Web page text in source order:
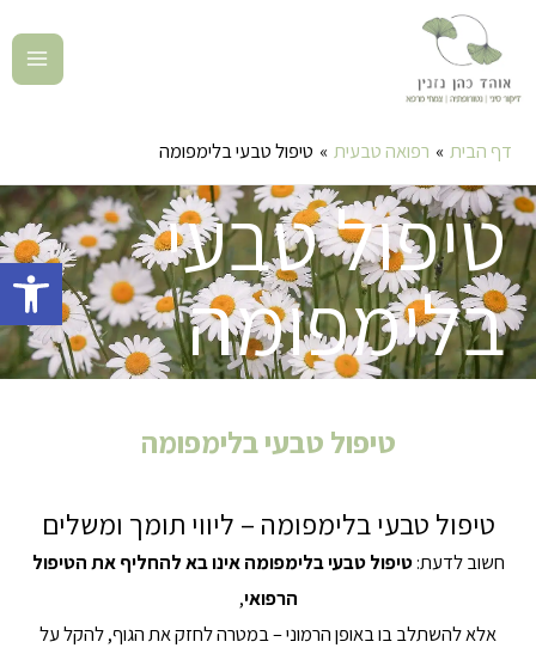
פתח
דף הבית רפואה טבעית טיפול טבעי בלימפומה
טיפול טבעי
בלימפומה
טיפול טבעי בלימפומה
טיפול טבעי בלימפומה – ליווי תומך ומשלים
חשוב לדעת:טיפול טבעי בלימפומה אינו בא להחליף את הטיפול
הרפואי,
אלא להשתלב בו באופן הרמוני – במטרה לחזק את הגוף, להקל על